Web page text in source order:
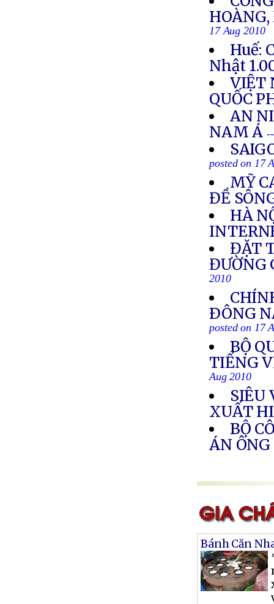
17 Aug 2010
Huế:
Nhật
VIỆT
QUỐC
AN
NAM Á
posted on 17
MỸ
ĐỀ
HÀ
ĐẶT
ĐƯỜNG
2010
ÐÔNG
posted on 17
BỘ
TIẾNG
Aug 2010
SIÊU
XUẤT
BỘ
ÁN
Bánh Căn